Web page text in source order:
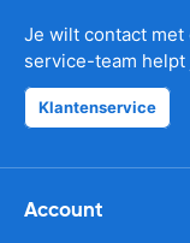
Je wilt contact met
service-team helpt
Klantenservice
Account